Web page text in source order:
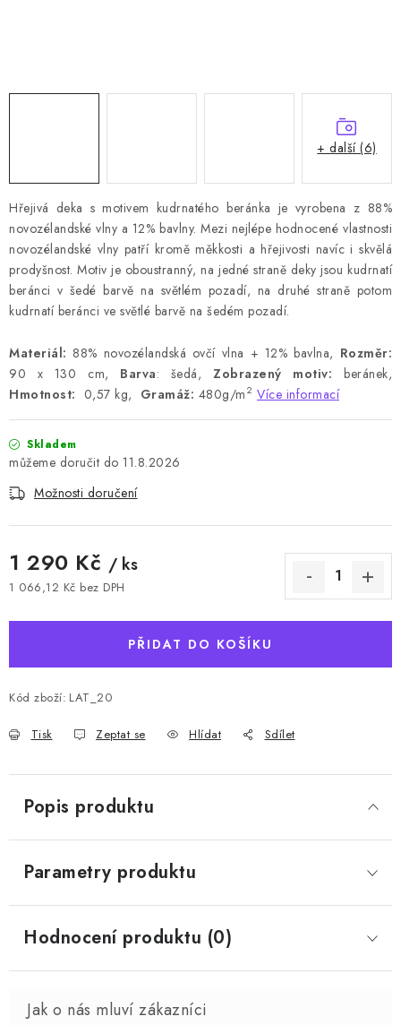
Hřejivá deka s motivem kudrnatého beránka je vyrobena z 88%
novozélandské vlny a 12% bavlny. Mezi nejlépe hodnocené vlastnosti
novozélandské vlny patří kromě měkkosti a hřejivosti navíc i skvělá
prodyšnost. Motiv je oboustranný, na jedné straně deky jsou kudrnatí
beránci v šedé barvě na světlém pozadí, na druhé straně potom
kudrnatí beránci ve světlé barvě na šedém pozadí.
Materiál: 88% novozélandská ovčí vlna + 12% bavlna, Rozměr:
90 x 130 cm, Barva: šedá, Zobrazený motiv: beránek,
Hmotnost: 0,57 kg, Gramáž: 480g/m 2 Více informací
Skladem
11.8.2026
Možnosti doručení
1 290 Kč / ks
1 066,12 Kč bez DPH
PŘIDAT DO KOŠÍKU
Kód zboží: LAT_20
Tisk Zeptat se Hlídat Sdílet
+ další (6)
Popis produktu
Parametry produktu
Hodnocení produktu (0)